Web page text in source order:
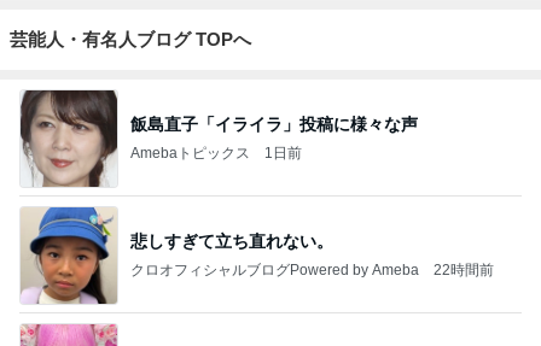
芸能人・有名人ブログ TOPへ
飯島直子「イライラ」投稿に様々な声
Amebaトピックス 1日前
悲しすぎて立ち直れない。
クロオフィシャルブログPowered by Ameba 22時間前